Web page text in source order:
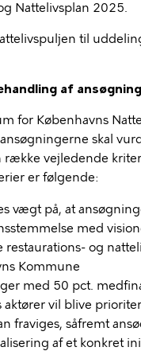
Nattelivsplan 2025.
til
af
for Københavns
skal
række vejledende
er følgende:
vægt på, at
med
og
Kommune
med 50 pct.
aktører vil blive
fraviges, såfremt
af et konkret